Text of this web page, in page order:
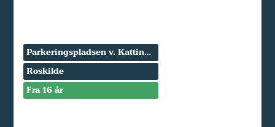
Parkeringspladsen v. Kattinge Værk
Roskilde
Fra 16 år